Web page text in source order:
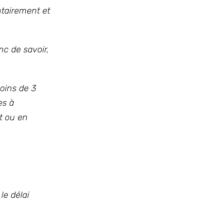
et
de savoir,
de 3
à
ou en
délai